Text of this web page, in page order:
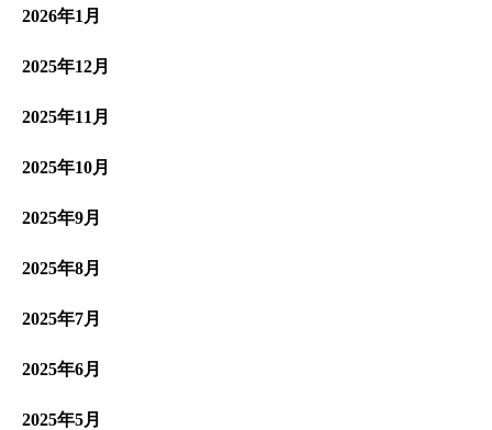
2026年1月
2025年12月
2025年11月
2025年10月
2025年9月
2025年8月
2025年7月
2025年6月
2025年5月